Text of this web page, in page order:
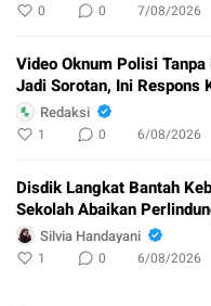
0 0 7/08/2026
Video Oknum Polisi
Jadi Sorotan, Ini Respons
Redaksi
1 0 6/08/2026
Disdik Langkat Bantah
Sekolah Abaikan
Silvia Handayani
1 0 6/08/2026